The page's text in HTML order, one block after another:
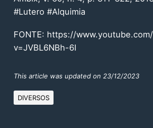
#Lutero #Alquimia
FONTE: https://
v=JVBL6NBh-6I
This article was updated on 23/12/2023
DIVERSOS